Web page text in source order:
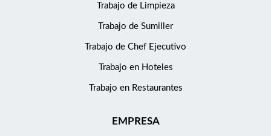
Trabajo de Limpieza
Trabajo de Sumiller
Trabajo de Chef Ejecutivo
Trabajo en Hoteles
Trabajo en Restaurantes
EMPRESA